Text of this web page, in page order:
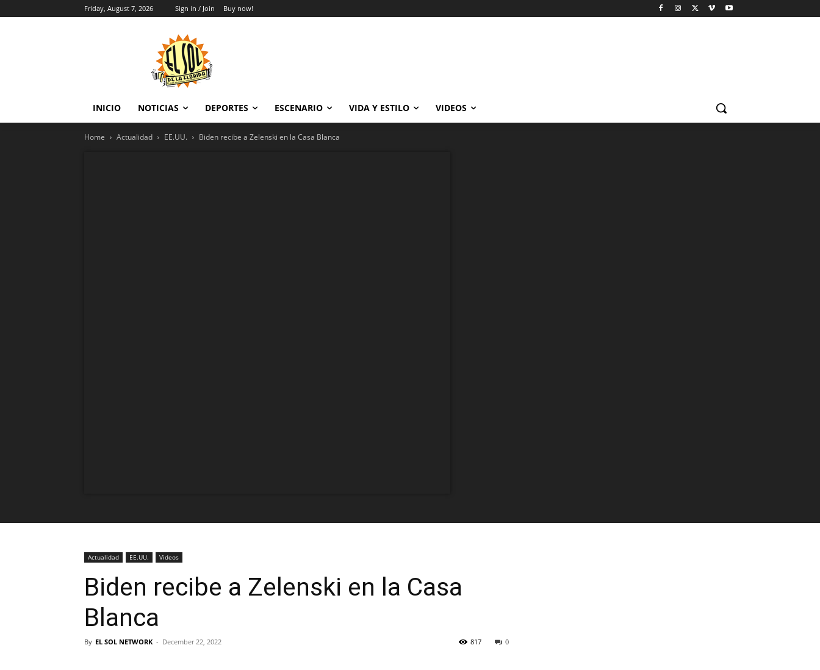
Friday, August 7, 2026 Sign in / Join Buy now!
INICIO NOTICIAS DEPORTES ESCENARIO VIDA Y ESTILO VIDEOS
Home Actualidad EE.UU. Biden recibe a Zelenski en la Casa Blanca
Actualidad EE.UU. Videos
Biden recibe a Zelenski en la Casa
Blanca
By EL SOL NETWORK - December 22, 2022 0
817